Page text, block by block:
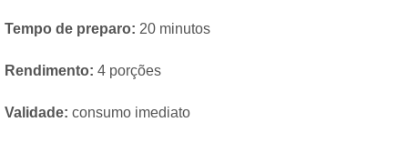
Tempo de preparo: 20 minutos
Rendimento: 4 porções
Validade: consumo imediato